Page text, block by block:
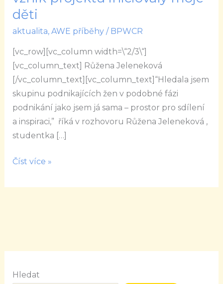
děti
aktualita, AWE příběhy/ BPWCR
[vc_row][vc_column width=\“2/3\“]
[vc_column_text] Růžena Jeleneková
[/vc_column_text][vc_column_text]“Hledala jsem
skupinu podnikajících žen v podobné fázi
podnikání jako jsem já sama – prostor pro sdílení
a inspiraci,” říká v rozhovoru Růžena Jeleneková ,
studentka […]
Samotný
vznik
projektu
iniciovaly
moje
děti
Číst více »
Hledat